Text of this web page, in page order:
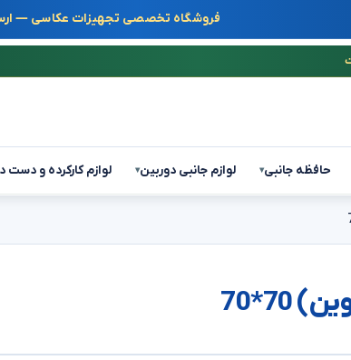
فروشگاه تخصصی تجهیزات عکاسی —
حافظه جانبی▾ لوازم جانبی دوربین▾ لوازم کارکرده و دست